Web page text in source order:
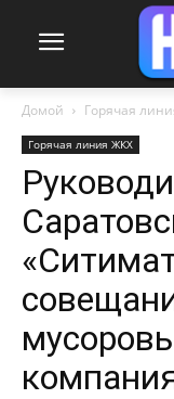
Домой Горячая
Горячая линия ЖКХ